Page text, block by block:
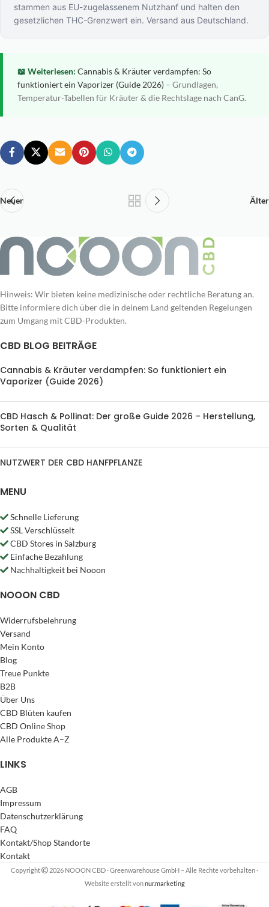
stammen aus EU-zugelassenem Nutzhanf und halten den
gesetzlichen THC-Grenzwert ein. Versand aus Deutschland.
📖 Weiterlesen: Cannabis & Kräuter verdampfen: So
funktioniert ein Vaporizer (Guide 2026) – Grundlagen,
Temperatur-Tabellen für Kräuter & die Rechtslage nach CanG.
Neuer Älter
Hinweis: Wir bieten keine medizinische oder rechtliche Beratung an.
Bitte informiere dich über die in deinem Land geltenden Regelungen
zum Umgang mit CBD-Produkten.
CBD BLOG BEITRÄGE
Cannabis & Kräuter verdampfen: So funktioniert ein
Vaporizer (Guide 2026)
CBD Hasch & Pollinat: Der große Guide 2026 – Herstellung,
Sorten & Qualität
NUTZWERT DER CBD HANFPFLANZE
MENU
Schnelle Lieferung
SSL Verschlüsselt
CBD Stores in Salzburg
Einfache Bezahlung
Nachhaltigkeit bei Nooon
NOOON CBD
Widerrufsbelehrung
Versand
Mein Konto
Blog
Treue Punkte
B2B
Über Uns
CBD Blüten kaufen
CBD Online Shop
Alle Produkte A–Z
LINKS
AGB
Impressum
Datenschutzerklärung
FAQ
Kontakt/Shop Standorte
Kontakt
Copyright 2026 NOOON CBD · Greenwarehouse GmbH – Alle Rechte vorbehalten·
Website erstellt vonnur.marketing